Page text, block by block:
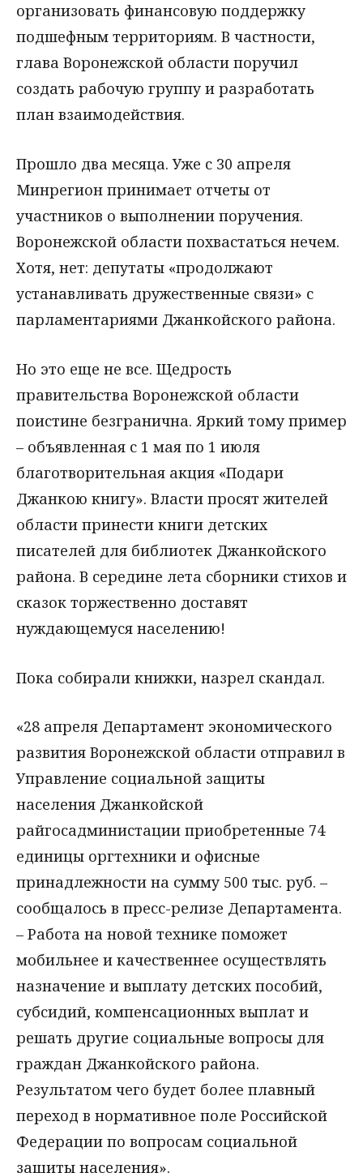
организовать финансовую поддержку
подшефным территориям. В частности,
глава Воронежской области поручил
создать рабочую группу и разработать
план взаимодействия.
Прошло два месяца. Уже с 30 апреля
Минрегион принимает отчеты от
участников о выполнении поручения.
Воронежской области похвастаться нечем.
Хотя, нет: депутаты «продолжают
устанавливать дружественные связи» с
парламентариями Джанкойского района.
Но это еще не все. Щедрость
правительства Воронежской области
поистине безгранична. Яркий тому пример
– объявленная с 1 мая по 1 июля
благотворительная акция «Подари
Джанкою книгу». Власти просят жителей
области принести книги детских
писателей для библиотек Джанкойского
района. В середине лета сборники стихов и
сказок торжественно доставят
нуждающемуся населению!
Пока собирали книжки, назрел скандал.
«28 апреля Департамент экономического
развития Воронежской области отправил в
Управление социальной защиты
населения Джанкойской
райгосадминистации приобретенные 74
единицы оргтехники и офисные
принадлежности на сумму 500 тыс. руб. –
сообщалось в пресс-релизе Департамента.
– Работа на новой технике поможет
мобильнее и качественнее осуществлять
назначение и выплату детских пособий,
субсидий, компенсационных выплат и
решать другие социальные вопросы для
граждан Джанкойского района.
Результатом чего будет более плавный
переход в нормативное поле Российской
Федерации по вопросам социальной
защиты населения».